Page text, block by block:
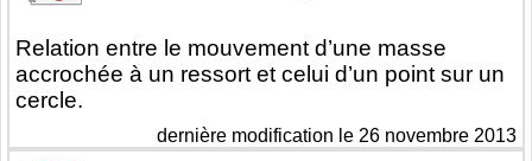
Relation entre le mouvement d’une masse
accrochée à un ressort et celui d’un point sur un
cercle.
dernière modification le 26 novembre 2013